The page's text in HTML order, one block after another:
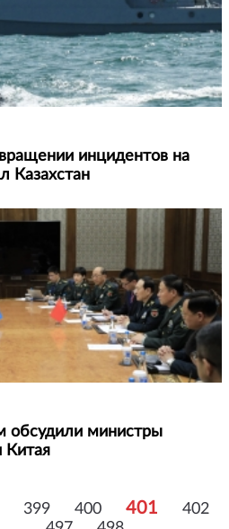
инцидентов на
Казахстан
обсудили министры
Китая
399 400 401
402